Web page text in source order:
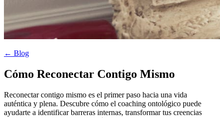
← Blog
Cómo Reconectar Contigo Mismo
Reconectar contigo mismo es el primer paso hacia una vida
auténtica y plena. Descubre cómo el coaching ontológico puede
ayudarte a identificar barreras internas, transformar tus creencias